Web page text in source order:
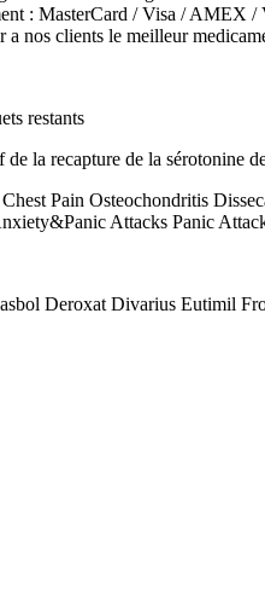
: MasterCard / Visa / AMEX
a nos clients le meilleur
restants
la recapture de la sérotonine
Pain Osteochondritis
Attacks Panic
Deroxat Divarius Eutimil